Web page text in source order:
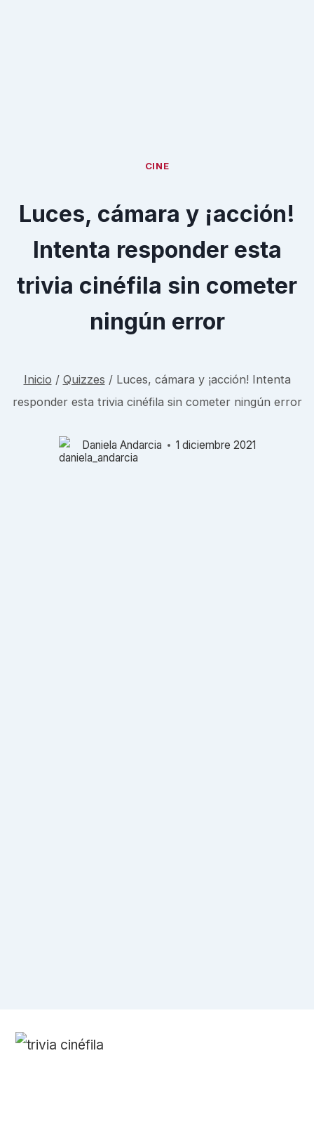
CINE
Luces, cámara y ¡acción!
Intenta responder esta
trivia cinéfila sin cometer
ningún error
Inicio / Quizzes / Luces, cámara y ¡acción! Intenta
responder esta trivia cinéfila sin cometer ningún error
Daniela Andarcia 1 diciembre 2021